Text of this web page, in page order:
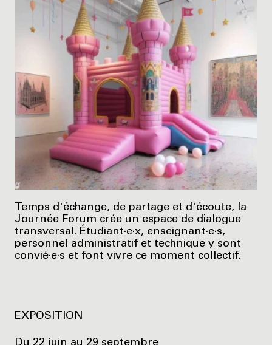
Temps d'échange, de partage et d'écoute, la
Journée Forum crée un espace de dialogue
transversal. Étudiant·e·x, enseignant·e·s,
personnel administratif et technique y sont
convié·e·s et font vivre ce moment collectif.
EXPOSITION